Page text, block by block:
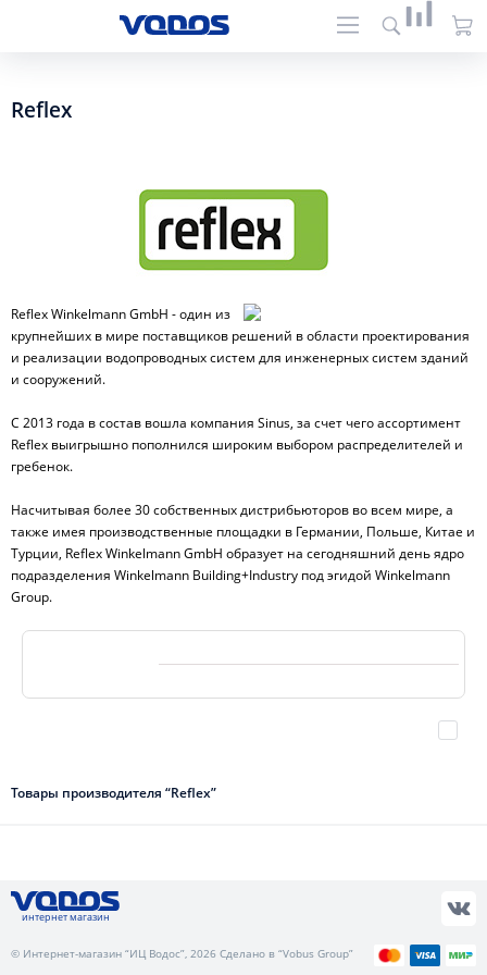
Reflex
Reflex Winkelmann GmbH - один из
крупнейших в мире поставщиков решений в области проектирования
и реализации водопроводных систем для инженерных систем зданий
и сооружений.
С 2013 года в состав вошла компания Sinus, за счет чего ассортимент
Reflex выигрышно пополнился широким выбором распределителей и
гребенок.
Насчитывая более 30 собственных дистрибьюторов во всем мире, а
также имея производственные площадки в Германии, Польше, Китае и
Турции, Reflex Winkelmann GmbH образует на сегодняшний день ядро
подразделения Winkelmann Building+Industry под эгидой Winkelmann
Group.
Товары производителя “Reflex”
интернет магазин
© Интернет-магазин “ИЦ Водос”, 2026 Сделано в “Vobus Group”